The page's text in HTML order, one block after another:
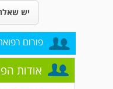
יש
פורום
אודות